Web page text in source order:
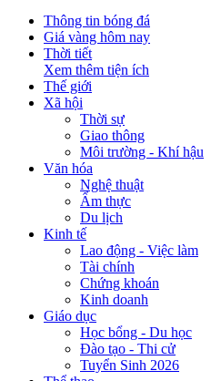
Thông tin bóng đá
Giá vàng hôm nay
Thời tiết
Xem thêm tiện ích
Thế giới
Xã hội
Thời sự
Giao thông
Môi trường - Khí hậu
Văn hóa
Nghệ thuật
Ẩm thực
Du lịch
Kinh tế
Lao động - Việc làm
Tài chính
Chứng khoán
Kinh doanh
Giáo dục
Học bổng - Du học
Đào tạo - Thi cử
Tuyển Sinh 2026